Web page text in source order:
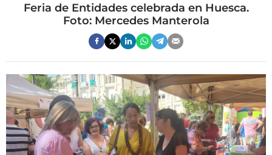
Feria de Entidades celebrada en Huesca.
Foto: Mercedes Manterola